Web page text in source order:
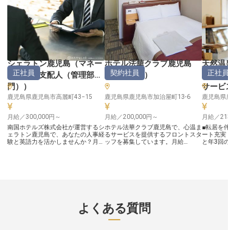
シェラトン鹿児島（マネー
ジャー・支配人（管理部
門）
）
正社員
鹿児島県鹿児島市高麗町43−15
月給／300,000円～
南国ホテルズ株式会社が運営するシ
ェラトン鹿児島で、あなたの人事経
験と英語力を活かしませんか？月給
う。 ※2025年04月17日時点の情報
ホテル法華クラブ鹿児島
（フロント ）
契約社員
鹿児島県鹿児島市加治屋町13-6
月給／200,000円～
ホテル法華クラブ鹿児島で、心温ま
るサービスを提供するフロントスタ
ッフを募集しています。月給
天然温
ーイン
サービ
正社員
鹿児島
月給／
■転居を
ート充
と年3回
よくある質問